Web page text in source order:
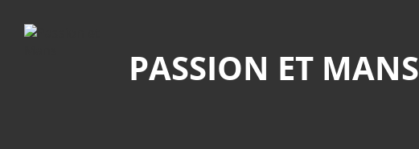
PASSION ET MANS